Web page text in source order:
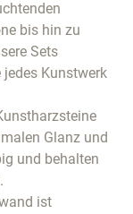
bis hin zu
Sets
jedes Kunstwerk
Glanz und
und behalten
ist